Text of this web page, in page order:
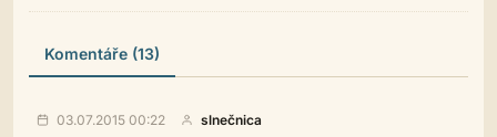
Komentáře (13)
03.07.2015 00:22 slnečnica